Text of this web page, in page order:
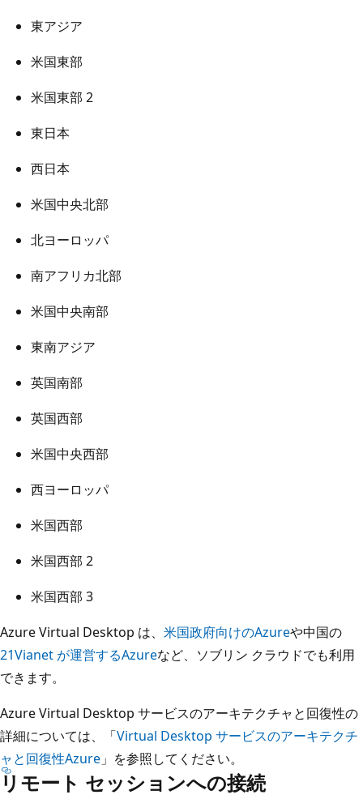
東アジア
米国東部
米国東部 2
東日本
西日本
米国中央北部
北ヨーロッパ
南アフリカ北部
米国中央南部
東南アジア
英国南部
英国西部
米国中央西部
西ヨーロッパ
米国西部
米国西部 2
米国西部 3
Azure Virtual Desktop は、 米国政府向けのAzureや中国の
21Vianet が運営するAzureなど、ソブリン クラウドでも利用
できます。
Azure Virtual Desktop サービスのアーキテクチャと回復性の
詳細については、「Virtual Desktop サービスのアーキテクチ
ャと回復性Azure 」を参照してください。
リモート セッションへの接続